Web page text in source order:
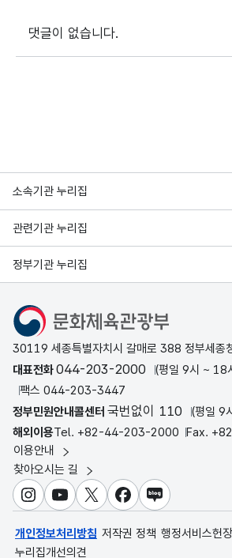
댓글이 없습니다.
소속기관 누리집
관련기관 누리집
정부기관 누리집
문화체육관광부
30119 세종특별자치시 갈매로 388 정부세종
대표전화044-203-2000
(평일 9시 ~ 18
팩스 044-203-3447
정부민원안내콜센터 국번없이 110
(평일 9
해외이용Tel. +82-44-203-2000 Fax.
이용안내
찾아오시는 길
인스타그램
유튜브X 페이스북
블로그
개인정보처리방침 저작권 정책 행정서비스헌장
누리집개선의견